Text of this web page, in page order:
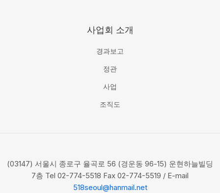
사업회 소개
경과보고
정관
사업
조직도
(03147) 서울시 종로구 율곡로 56 (경운동 96-15) 운현하늘빌딩
7층 Tel 02-774-5518 Fax 02-774-5519 / E-mail
518seoul@hanmail.net